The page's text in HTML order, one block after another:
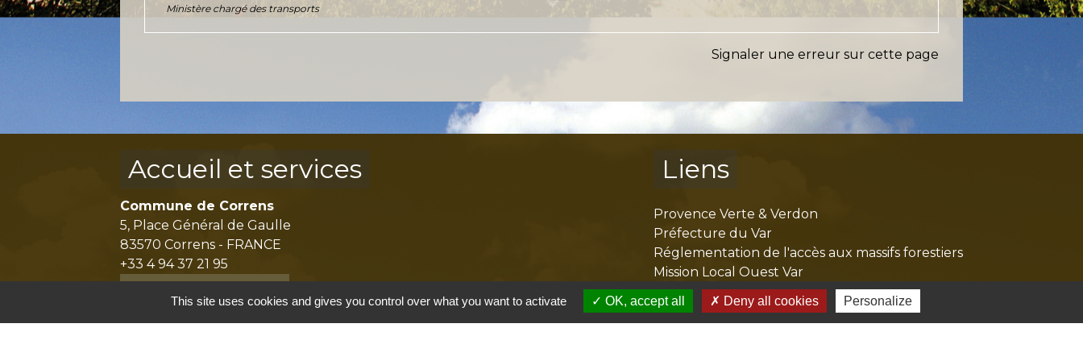
Ministère chargé des transports
Signaler une erreur sur cette page
Accueil et services
Commune de Correns
5, Place Général de Gaulle
83570 Correns - FRANCE
+33 4 94 37 21 95
Liens
Provence Verte & Verdon
Préfecture du Var
Réglementation de l'accès aux massifs forestiers
Mission Local Ouest Var
Agglomération Provence Verte
This site uses cookies and gives you control over what you want to activate OK, accept all Deny all cookies Personalize